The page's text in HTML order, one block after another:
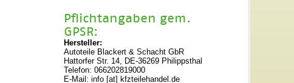
Pflichtangaben gem.
GPSR:
Hersteller:
Autoteile Blackert & Schacht GbR
Hattorfer Str. 14, DE-36269 Philippsthal
Telefon: 066202819000
E-Mail: info [at] kfzteilehandel.de